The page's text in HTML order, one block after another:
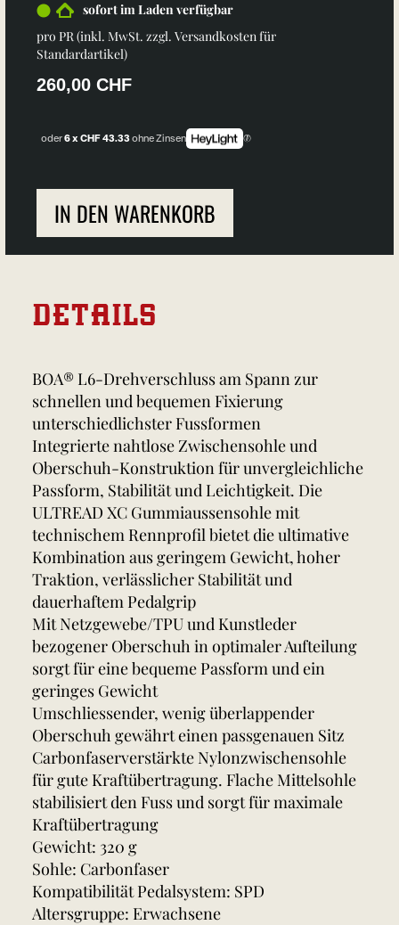
sofort im Laden verfügbar
pro PR (inkl. MwSt. zzgl. Versandkosten für
Standardartikel)
260,00 CHF
oder6 x CHF 43.33ohne Zinsen
IN DEN WARENKORB
DETAILS
BOA® L6-Drehverschluss am Spann zur
schnellen und bequemen Fixierung
unterschiedlichster Fussformen
Integrierte nahtlose Zwischensohle und
Oberschuh-Konstruktion für unvergleichliche
Passform, Stabilität und Leichtigkeit. Die
ULTREAD XC Gummiaussensohle mit
technischem Rennprofil bietet die ultimative
Kombination aus geringem Gewicht, hoher
Traktion, verlässlicher Stabilität und
dauerhaftem Pedalgrip
Mit Netzgewebe/TPU und Kunstleder
bezogener Oberschuh in optimaler Aufteilung
sorgt für eine bequeme Passform und ein
geringes Gewicht
Umschliessender, wenig überlappender
Oberschuh gewährt einen passgenauen Sitz
Carbonfaserverstärkte Nylonzwischensohle
für gute Kraftübertragung. Flache Mittelsohle
stabilisiert den Fuss und sorgt für maximale
Kraftübertragung
Gewicht: 320 g
Sohle: Carbonfaser
Kompatibilität Pedalsystem: SPD
Altersgruppe: Erwachsene